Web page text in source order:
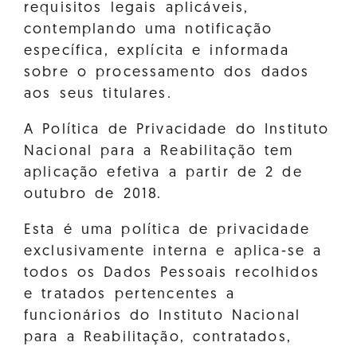
requisitos legais aplicáveis,
contemplando uma notificação
específica, explícita e informada
sobre o processamento dos dados
aos seus titulares.
A Política de Privacidade do Instituto
Nacional para a Reabilitação tem
aplicação efetiva a partir de 2 de
outubro de 2018.
Esta é uma política de privacidade
exclusivamente interna e aplica-se a
todos os Dados Pessoais recolhidos
e tratados pertencentes a
funcionários do Instituto Nacional
para a Reabilitação, contratados,